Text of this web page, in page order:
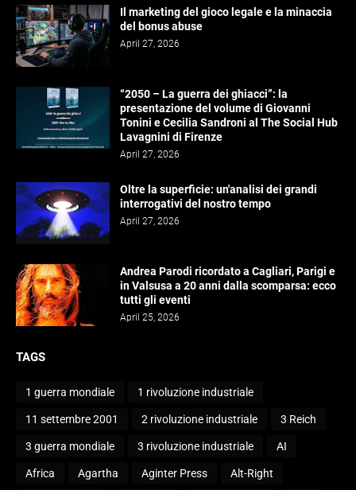
Il marketing del gioco legale e la minaccia
del bonus abuse
April 27, 2026
“2050 – La guerra dei ghiacci”: la
presentazione del volume di Giovanni
Tonini e Cecilia Sandroni al The Social Hub
Lavagnini di Firenze
April 27, 2026
Oltre la superficie: un'analisi dei grandi
interrogativi del nostro tempo
April 27, 2026
Andrea Parodi ricordato a Cagliari, Parigi e
in Valsusa a 20 anni dalla scomparsa: ecco
tutti gli eventi
April 25, 2026
TAGS
1 guerra mondiale 1 rivoluzione industriale
11 settembre 2001 2 rivoluzione industriale 3 Reich
3 guerra mondiale 3 rivoluzione industriale AI
Africa Agartha Aginter Press Alt-Right